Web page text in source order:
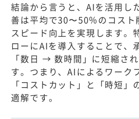
結論から言うと、AIを活用し
善は平均で30〜50％のコスト
スピード向上を実現します。
ローにAIを導入することで、
「数日 → 数時間」に短縮さ
す。つまり、AIによるワーク
「コストカット」と「時短」
適解です。